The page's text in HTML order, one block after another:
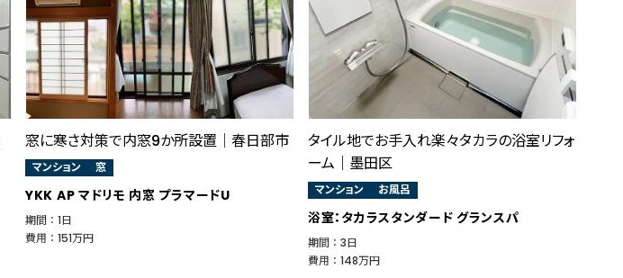
窓に寒さ対策で内窓9か所設置│春日部市
マンション 窓
YKK AP マドリモ 内窓 プラマードU
期間 ： 1日
費用 ： 151万円
タイル地でお手入れ楽々タカラの浴室リフォ
ーム｜墨田区
マンション お風呂
浴室：タカラスタンダード グランスパ
期間 ： 3日
費用 ： 148万円